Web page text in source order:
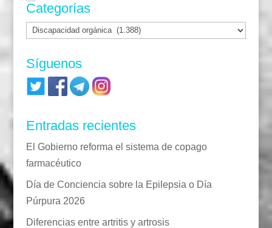
Categorías
Categorías
Síguenos
Entradas recientes
El Gobierno reforma el sistema de copago
farmacéutico
Día de Conciencia sobre la Epilepsia o Día
Púrpura 2026
Diferencias entre artritis y artrosis